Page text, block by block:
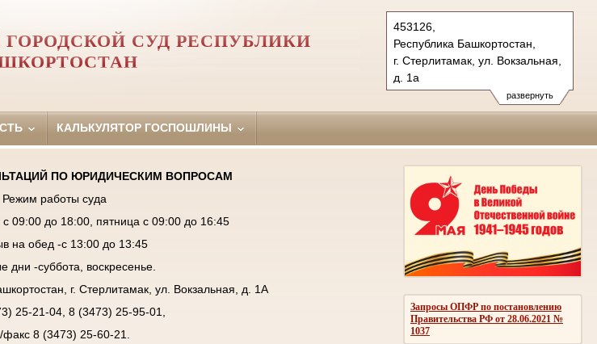
развернуть
453126,
Республика Башкортостан,
г. Стерлитамак, ул. Вокзальная,
д. 1а
Тел.: (3473) 25-21-04, 25-60-21
sterlitamaksky.bkr@sudrf.ru
СУД РЕСПУБЛИКИ
КАЛЬКУЛЯТОР ГОСПОШЛИНЫ
Запросы ОПФР по постановлению
Правительства РФ от 28.06.2021 №
1037
ПО ЮРИДИЧЕСКИМ ВОПРОСАМ
Режим работы суда
с 09:00 до 18:00, пятница с 09:00 до 16:45
на обед -с 13:00 до 13:45
дни -суббота, воскресенье.
г. Стерлитамак, ул. Вокзальная, д. 1А
25-21-04, 8 (3473) 25-95-01,
факс 8 (3473) 25-60-21.